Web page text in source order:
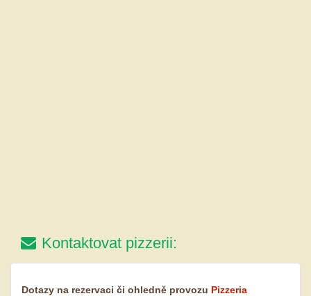
Kontaktovat pizzerii:
Dotazy na rezervaci či ohledně provozu Pizzeria